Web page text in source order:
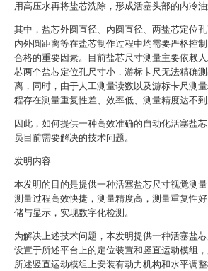
用高压水再将盐芯洗除，形成活塞头部的内冷油
其中，盐芯外圆直径、内圆直径、两盐芯定位
内外圆距离等在盐芯制作过程中均需要严格控
合格的重要因素。目前盐芯尺寸测量主要依赖
芯两个盐芯定位孔尺寸小，游标卡尺无法精确
离，同时，由于人工测量读数以及游标卡尺测
程存在测量重复性差、效率低、测量精度达不到
因此，如何提供一种高效准确的自动化活塞盐
员目前需要解决的技术问题。
发明内容
本发明的目的是提供一种活塞盐芯尺寸视觉测
测量过程高效快捷，测量精度高，测量重复性
储与显示，实现数字化检测。
为解决上述技术问题，本发明提供一种活塞盐
设置于所述平台上的定位装置和竖直运动模组
所述竖直运动模组上安装有动力机构和水平调